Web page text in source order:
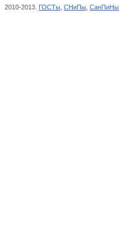
2010-2013. ГОСТы СНиПы СанПиНы